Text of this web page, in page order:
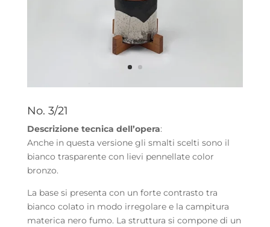
No. 3/21
Descrizione tecnica dell’opera:
Anche in questa versione gli smalti scelti sono il
bianco trasparente con lievi pennellate color
bronzo.
La base si presenta con un forte contrasto tra
bianco colato in modo irregolare e la campitura
materica nero fumo. La struttura si compone di un